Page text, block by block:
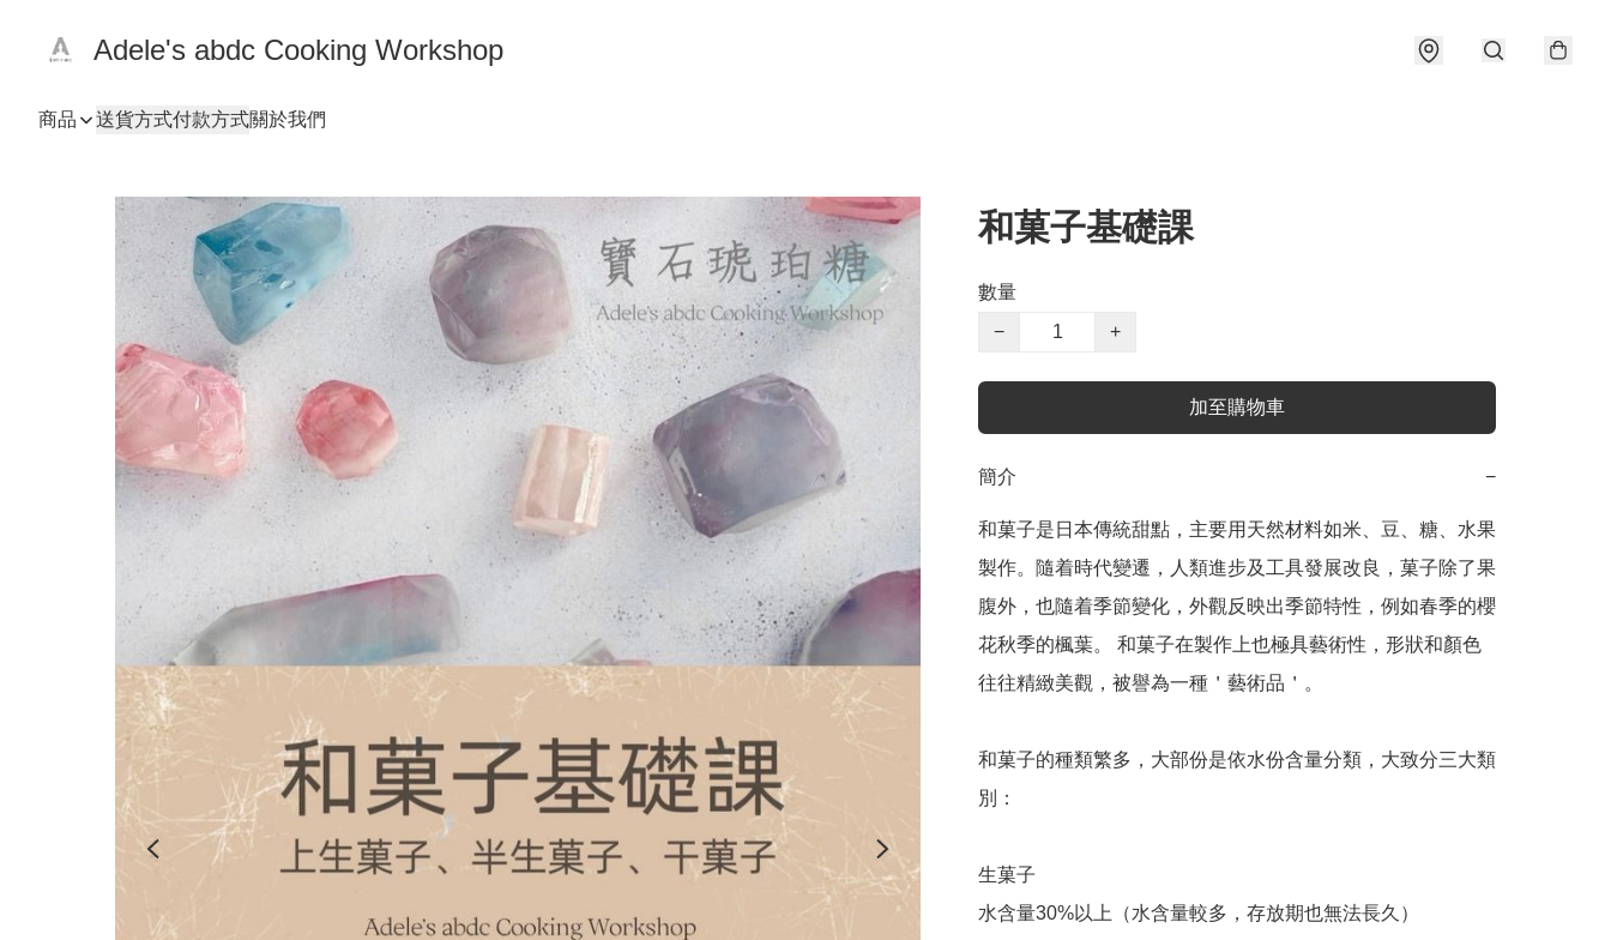
Adele's abdc Cooking Workshop
商品 送貨方式付款方式關於我們
和菓子基礎課
數量
−
+
加至購物車
簡介 −
和菓子是日本傳統甜點，主要用天然材料如米、豆、糖、水果
製作。隨着時代變遷，人類進步及工具發展改良，菓子除了果
腹外，也隨着季節變化，外觀反映出季節特性，例如春季的櫻
花秋季的楓葉。 和菓子在製作上也極具藝術性，形狀和顏色
往往精緻美觀，被譽為一種＇藝術品＇。
和菓子的種類繁多，大部份是依水份含量分類，大致分三大類
別：
生菓子
水含量30%以上（水含量較多，存放期也無法長久）